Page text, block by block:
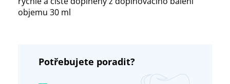
objemu 30 ml
Potřebujete poradit?